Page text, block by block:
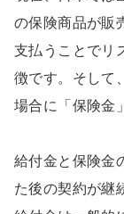
の保険商品が販
支払うことでリ
徴です。そして
場合に「保険金
給付金と保険金
た後の契約が継